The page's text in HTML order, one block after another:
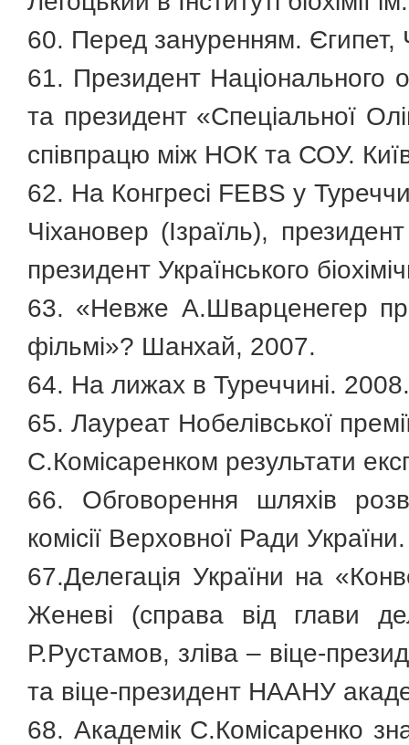
60. Перед зануренням.
61. Президент Національного
та президент «Спеціальної
співпрацю між НОК та СОУ.
62. На Конгресі FEBS у
Чіхановер (Ізраїль),
президент Українського
63. «Невже А.Шварценегер
фільмі»? Шанхай, 2007.
64. На лижах в Туреччині. 2008.
65. Лауреат Нобелівської
С.Комісаренком результати
66. Обговорення шляхів
комісії Верховної Ради
67.Делегація України на
Женеві (справа від глави
Р.Рустамов, зліва – віце-
та віце-президент НААНУ
68. Академік С.Комісаренко